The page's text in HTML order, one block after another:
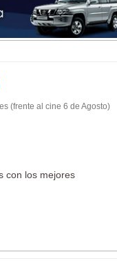
(frente al cine 6 de Agosto)
con los mejores